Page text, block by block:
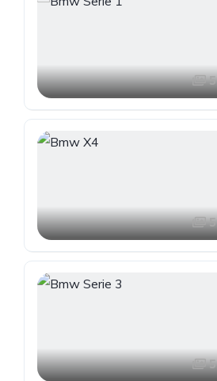
5
5
5